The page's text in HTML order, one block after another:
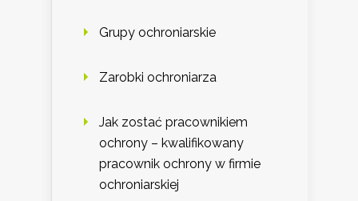
Grupy ochroniarskie
Zarobki ochroniarza
Jak zostać pracownikiem
ochrony – kwalifikowany
pracownik ochrony w firmie
ochroniarskiej